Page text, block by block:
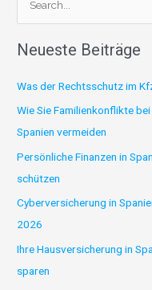
c
e
n
n
a
c
h
:
Neueste Beiträge
Was der Rechtsschutz im
Wie Sie Familienkonflikte
Spanien vermeiden
Persönliche Finanzen in
schützen
Cyberversicherung in
2026
Ihre Hausversicherung in
sparen